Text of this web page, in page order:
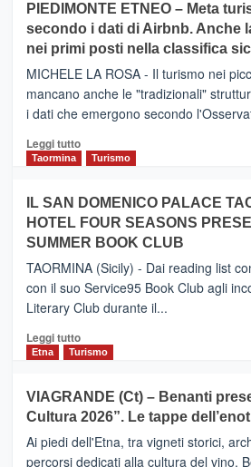
CATANIA
–
Inaugurato
il
nuovo
collegamento
tra
e
Zanzibar
da
Neos
PIEDIMONTE ETNEO – Meta
secondo i dati di Airbnb. Anche
nei primi posti nella classifica
MICHELE LA ROSA - Il turismo nei
mancano anche le "tradizionali"
i dati che emergono secondo
Leggi tuttoLeggi
PIEDIMONTE
ETNEO
–
Meta
turistica
privilegiata
secondo
dati
di
Anche
la
Alcantara
Taormina Turismo
IL SAN DOMENICO PALACE
HOTEL FOUR SEASONS
SUMMER BOOK CLUB
TAORMINA (Sicily) - Dai reading list
con il suo Service95 Book Club agli
Literary Club durante il...
Leggi tuttoLeggi
di
IL
SAN
DOMENICO
PALACE
Etna Turismo
VIAGRANDE (Ct) – Benanti
Cultura 2026”. Le tappe
Ai piedi dell'Etna, tra vigneti storici,
percorsi dedicati alla cultura del vino,